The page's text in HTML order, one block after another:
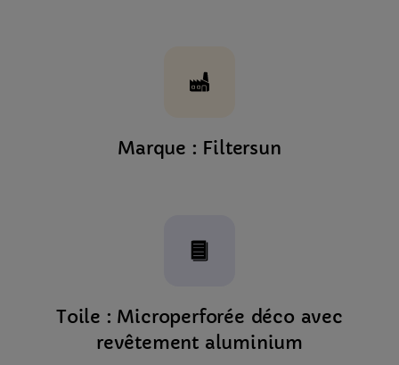
Marque : Filtersun
Toile : Microperforée déco avec
revêtement aluminium